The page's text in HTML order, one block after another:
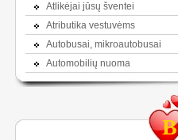
Atlikėjai jūsų šventei
Atributika vestuvėms
Autobusai, mikroautobusai
Automobilių nuoma
B